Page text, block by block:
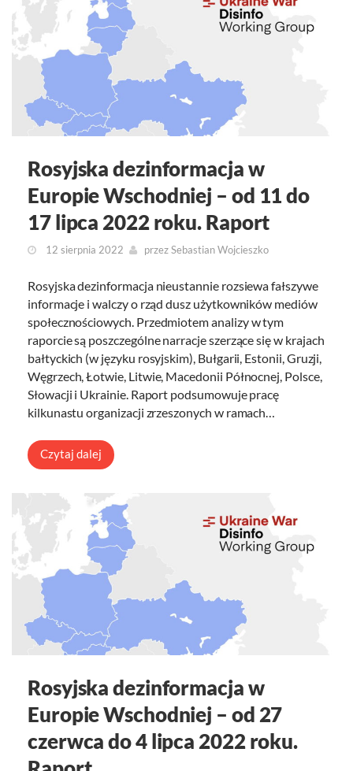
Rosyjska dezinformacja w
Europie Wschodniej – od 11 do
17 lipca 2022 roku. Raport
12 sierpnia 2022 przezSebastian Wojcieszko
Rosyjska dezinformacja nieustannie rozsiewa fałszywe
informacje i walczy o rząd dusz użytkowników mediów
społecznościowych. Przedmiotem analizy w tym
raporcie są poszczególne narracje szerzące się w krajach
bałtyckich (w języku rosyjskim), Bułgarii, Estonii, Gruzji,
Węgrzech, Łotwie, Litwie, Macedonii Północnej, Polsce,
Słowacji i Ukrainie. Raport podsumowuje pracę
kilkunastu organizacji zrzeszonych w ramach…
Czytaj dalej
Rosyjska dezinformacja w
Europie Wschodniej – od 27
czerwca do 4 lipca 2022 roku.